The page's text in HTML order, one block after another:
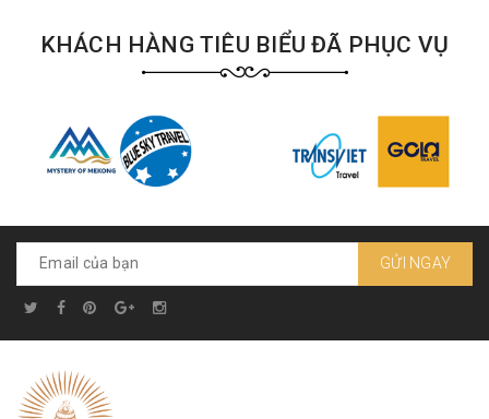
KHÁCH HÀNG TIÊU BIỂU ĐÃ PHỤC VỤ
GỬI NGAY